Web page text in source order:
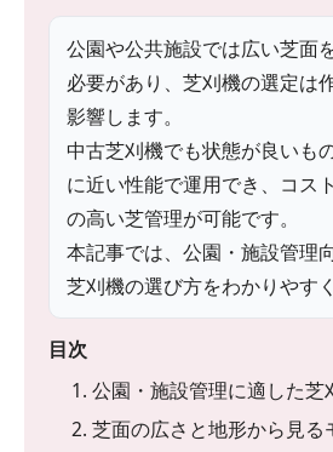
公園や公共施設では広い芝面
必要があり、芝刈機の選定は
影響します。
中古芝刈機でも状態が良いも
に近い性能で運用でき、コス
の高い芝管理が可能です。
本記事では、公園・施設管理
芝刈機の選び方をわかりやす
目次
1. 公園・施設管理に適した芝
2. 芝面の広さと地形から見る